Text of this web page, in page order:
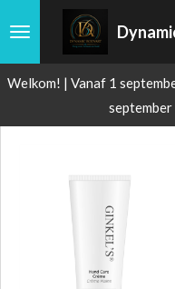
Welkom! | Vanaf 1